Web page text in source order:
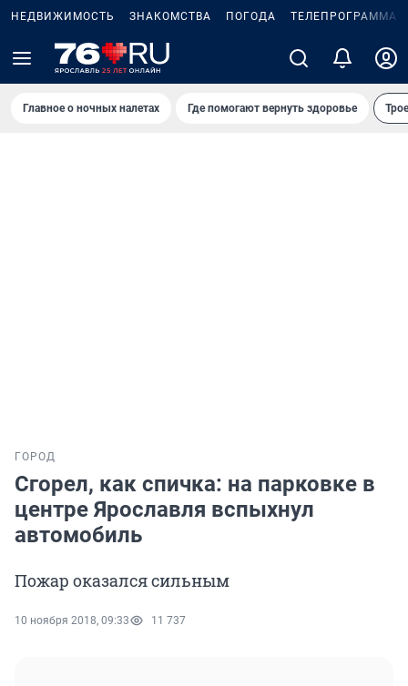
НЕДВИЖИМОСТЬ ЗНАКОМСТВА ПОГОДА ТЕЛЕПРОГРАММА
Главное о ночных налетах Где помогают вернуть здоровье
ГОРОД
Сгорел, как спичка: на парковке в
центре Ярославля вспыхнул
автомобиль
Пожар оказался сильным
10 ноября 2018, 09:33 11 737